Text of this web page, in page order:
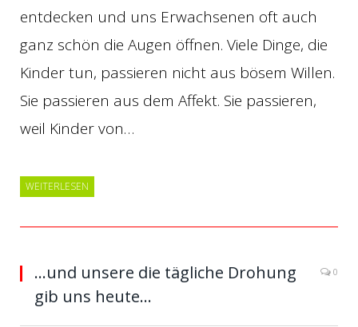
entdecken und uns Erwachsenen oft auch
ganz schön die Augen öffnen. Viele Dinge, die
Kinder tun, passieren nicht aus bösem Willen.
Sie passieren aus dem Affekt. Sie passieren,
weil Kinder von…
WEITERLESEN
…und unsere die tägliche Drohung
gib uns heute…
0